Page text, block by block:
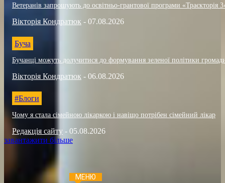
Ветеранів запрошують до освітньо-грантової програми «Траєкторія
Вікторія Кондратюк - 07.08.2026
Буча
Бучанці можуть долучитися до формування зеленої політики
Вікторія Кондратюк - 06.08.2026
#Блоги
Чому я стала сімейною лікаркою і навіщо потрібен сімейний лікар
Редакція сайту - 05.08.2026
завантажити більше
МЕНЮ